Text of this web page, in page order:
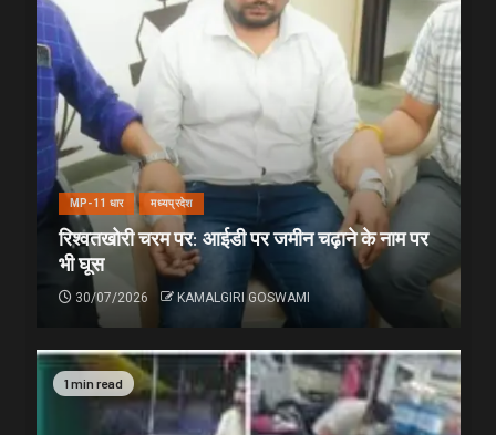
MP-11 धार मध्यप्रदेश
रिश्वतखोरी चरम पर: आईडी पर जमीन चढ़ाने के नाम पर
भी घूस
30/07/2026 KAMALGIRI GOSWAMI
1 min read